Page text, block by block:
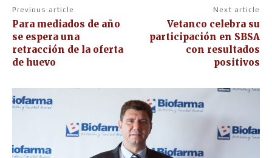
Previous article
Para mediados de año
se espera una
retracción de la oferta
de huevo
Next article
Vetanco celebra su
participación en SBSA
con resultados
positivos